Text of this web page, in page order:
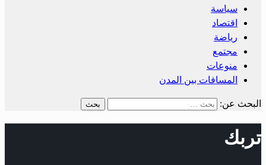
سياسة
اقتصاد
رياضة
مجتمع
منوعات
المسافات بين المدن
البحث عن:
تربك